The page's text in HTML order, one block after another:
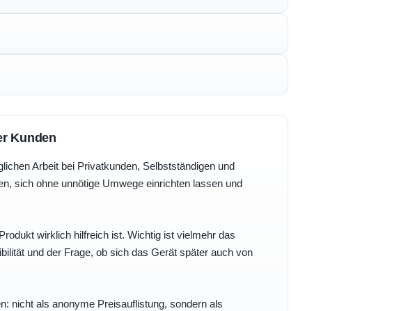
Kunden
Arbeit bei Privatkunden, Selbstständigen und
sich ohne unnötige Umwege einrichten lassen und
wirklich hilfreich ist. Wichtig ist vielmehr das
und der Frage, ob sich das Gerät später auch von
nicht als anonyme Preisauflistung, sondern als